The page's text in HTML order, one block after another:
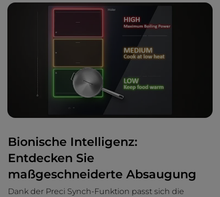
Bionische Intelligenz:
Entdecken Sie
maßgeschneiderte Absaugung
Dank der Preci Synch-Funktion passt sich die